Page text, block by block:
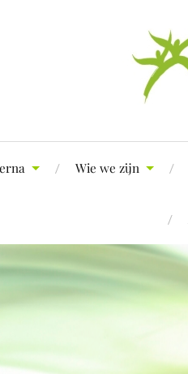
Wie we zijn